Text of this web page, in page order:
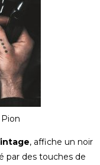
, affiche un noir
par des touches de